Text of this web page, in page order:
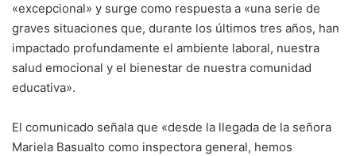
«excepcional» y surge como respuesta a «una serie de
graves situaciones que, durante los últimos tres años, han
impactado profundamente el ambiente laboral, nuestra
salud emocional y el bienestar de nuestra comunidad
educativa».
El comunicado señala que «desde la llegada de la señora
Mariela Basualto como inspectora general, hemos